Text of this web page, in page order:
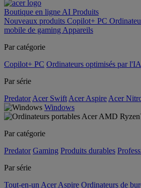
Boutique en ligne AI Produits
Nouveaux produits Copilot+ PC
mobile de gaming Appareils
Par catégorie
Copilot+ PC Ordinateurs optimisés par l'IA
Par série
Predator Acer Swift Acer Aspire Acer
Windows
Par catégorie
Predator Gaming Produits durables
Par série
Tout-en-un Acer Aspire Ordinateurs de